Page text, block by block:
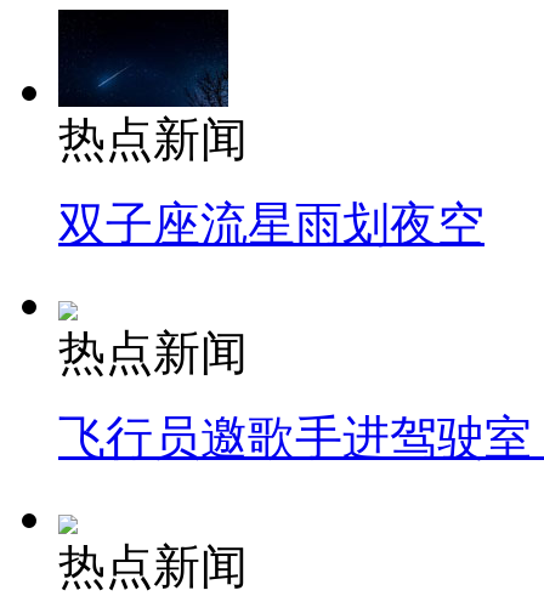
热点新闻
双子座流星雨划夜空
热点新闻
飞行员邀歌手进驾驶
热点新闻